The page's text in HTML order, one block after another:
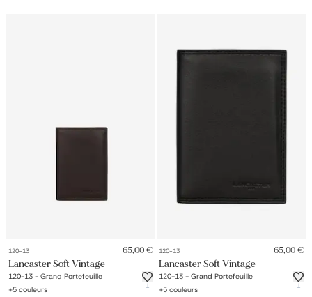
120-13 65,00 €
Lancaster Soft Vintage
120-13 - Grand Portefeuille
1
+5 couleurs
120-13 65,00 €
Lancaster Soft Vintage
120-13 - Grand Portefeuille
1
+5 couleurs